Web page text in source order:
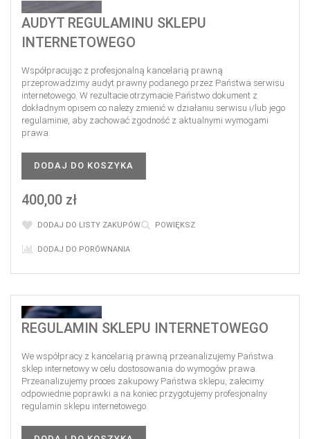
AUDYT REGULAMINU SKLEPU
INTERNETOWEGO
Współpracując z profesjonalną kancelarią prawną
przeprowadzimy audyt prawny podanego przez Państwa serwisu
internetowego. W rezultacie otrzymacie Państwo dokument z
dokładnym opisem co należy zmienić w działaniu serwisu i/lub jego
regulaminie, aby zachować zgodność z aktualnymi wymogami
prawa.
DODAJ DO KOSZYKA
400,00 zł
DODAJ DO LISTY ZAKUPÓW POWIĘKSZ
DODAJ DO PORÓWNANIA
REGULAMIN SKLEPU INTERNETOWEGO
We współpracy z kancelarią prawną przeanalizujemy Państwa
sklep internetowy w celu dostosowania do wymogów prawa.
Przeanalizujemy proces zakupowy Państwa sklepu, zalecimy
odpowiednie poprawki a na koniec przygotujemy profesjonalny
regulamin sklepu internetowego.